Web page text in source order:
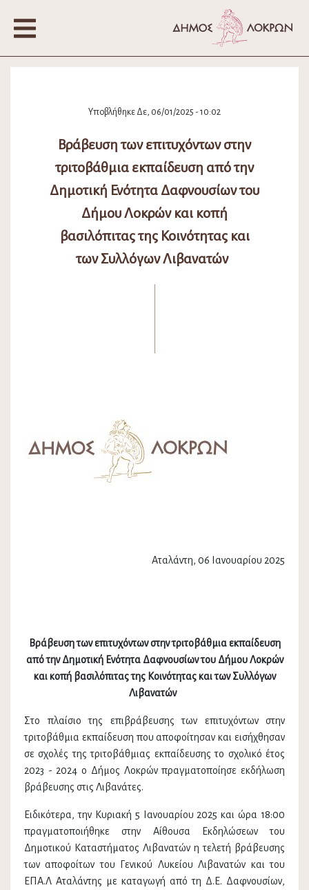
Υποβλήθηκε Δε, 06/01/2025 - 10:02
Βράβευση των επιτυχόντων στην
τριτοβάθμια εκπαίδευση από την
Δημοτική Ενότητα Δαφνουσίων του
Δήμου Λοκρών και κοπή
βασιλόπιτας της Κοινότητας και
των Συλλόγων Λιβανατών
Αταλάντη, 06 Ιανουαρίου 2025
Βράβευση των επιτυχόντων στην τριτοβάθμια εκπαίδευση
από την Δημοτική Ενότητα Δαφνουσίων του Δήμου Λοκρών
και κοπή βασιλόπιτας της Κοινότητας και των Συλλόγων
Λιβανατών
Στο πλαίσιο της επιβράβευσης των επιτυχόντων στην
τριτοβάθμια εκπαίδευση που αποφοίτησαν και εισήχθησαν
σε σχολές της τριτοβάθμιας εκπαίδευσης το σχολικό έτος
2023 - 2024 ο Δήμος Λοκρών πραγματοποίησε εκδήλωση
βράβευσης στις Λιβανάτες.
Ειδικότερα, την Κυριακή 5 Ιανουαρίου 2025 και ώρα 18:00
πραγματοποιήθηκε στην Αίθουσα Εκδηλώσεων του
Δημοτικού Καταστήματος Λιβανατών η τελετή βράβευσης
των αποφοίτων του Γενικού Λυκείου Λιβανατών και του
ΕΠΑ.Λ Αταλάντης με καταγωγή από τη Δ.Ε. Δαφνουσίων,